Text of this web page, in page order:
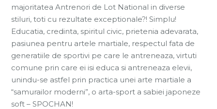
majoritatea Antrenori de Lot National in diverse
stiluri, toti cu rezultate exceptionale?! Simplu!
Educatia, credinta, spiritul civic, prietenia adevarata,
pasiunea pentru artele martiale, respectul fata de
generatiile de sportivi pe care le antreneaza, virtuti
comune prin care ei isi educa si antreneaza elevii,
unindu-se astfel prin practica unei arte martiale a
“samurailor moderni”, o arta-sport a sabiei japoneze
soft – SPOCHAN!